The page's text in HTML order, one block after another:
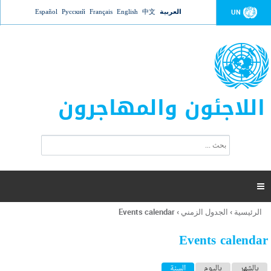
Jump to navigation UN العربية 中文
English
Français
Русский
Español
اللاجئون والمهاجرون
ت
ر
ل
ح
ب

أنت
هنا
الرئيسية › الجدول الزمني ›
Events calendar
Events calendar